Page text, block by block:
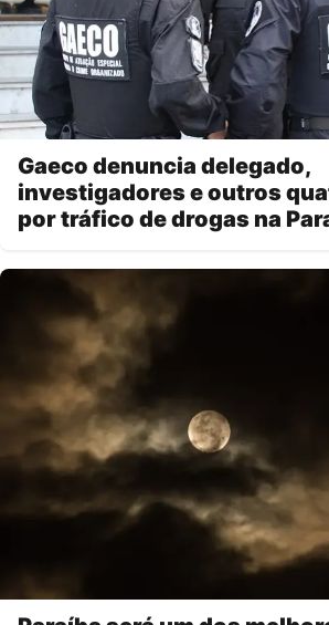
Gaeco denuncia delegado,
investigadores e outros
por tráfico de drogas na